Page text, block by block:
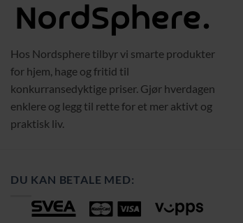
Hos Nordsphere tilbyr vi smarte produkter
for hjem, hage og fritid til
konkurransedyktige priser. Gjør hverdagen
enklere og legg til rette for et mer aktivt og
praktisk liv.
DU KAN BETALE MED: